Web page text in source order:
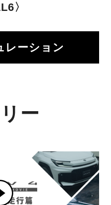
〉
レーション
ー